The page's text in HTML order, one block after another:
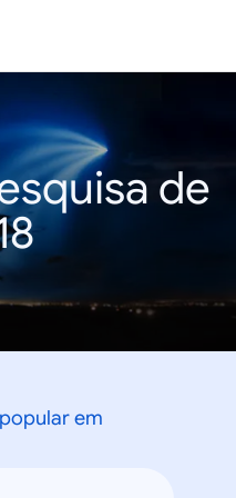
de
em